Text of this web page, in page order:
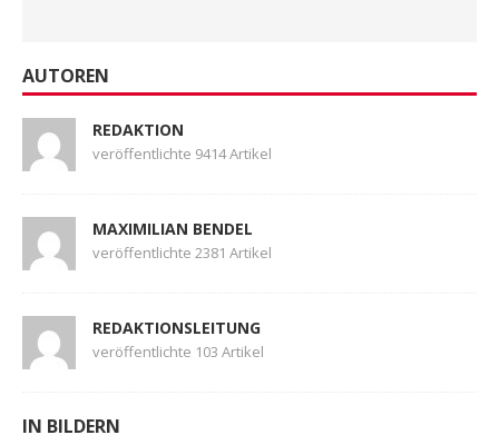
AUTOREN
REDAKTION
veröffentlichte 9414 Artikel
MAXIMILIAN BENDEL
veröffentlichte 2381 Artikel
REDAKTIONSLEITUNG
veröffentlichte 103 Artikel
IN BILDERN